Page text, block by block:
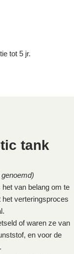
tot 5 jr.
tank
van belang om te
het verteringsproces
of waren ze van
en voor de